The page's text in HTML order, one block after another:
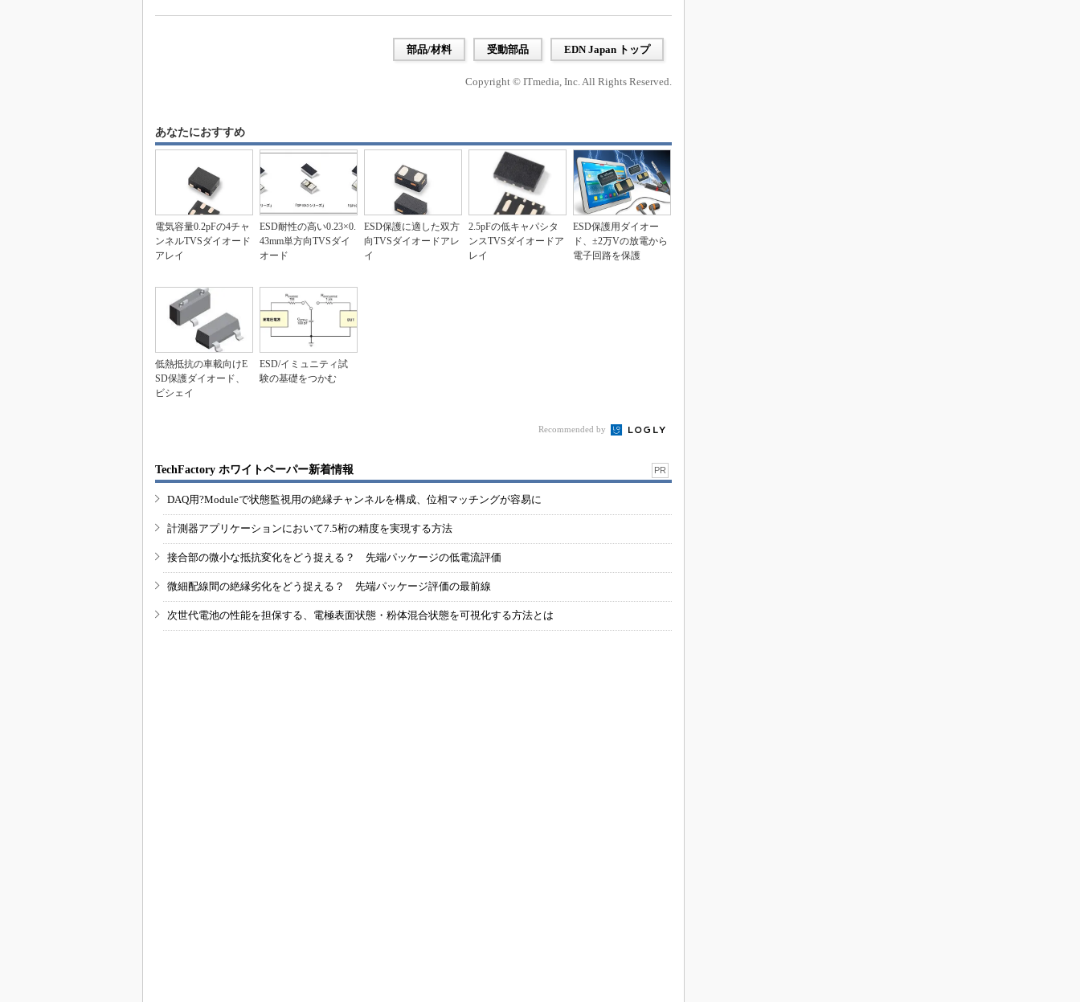
部品/材料 受動部品 EDN Japan トップ
Copyright © ITmedia, Inc. All Rights Reserved.
あなたにおすすめ
電気容量0.2pFの4チャ
ンネルTVSダイオード
アレイ
ESD耐性の高い0.23×0.
43mm単方向TVSダイ
オード
ESD保護に適した双方
向TVSダイオードアレ
イ
2.5pFの低キャパシタ
ンスTVSダイオードア
レイ
ESD保護用ダイオー
ド、±2万Vの放電から
電子回路を保護
低熱抵抗の車載向けE
SD保護ダイオード、
ビシェイ
ESD/イミュニティ試
験の基礎をつかむ
Recommended by
TechFactory ホワイトペーパー新着情報 PR
DAQ用?Moduleで状態監視用の絶縁チャンネルを構成、位相マッチングが容易に
計測器アプリケーションにおいて7.5桁の精度を実現する方法
接合部の微小な抵抗変化をどう捉える？ 先端パッケージの低電流評価
微細配線間の絶縁劣化をどう捉える？ 先端パッケージ評価の最前線
次世代電池の性能を担保する、電極表面状態・粉体混合状態を可視化する方法とは